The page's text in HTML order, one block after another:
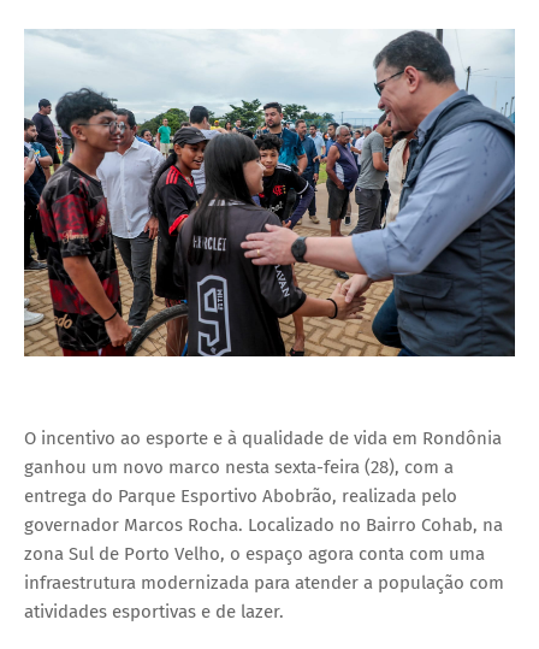
O incentivo ao esporte e à qualidade de vida em Rondônia
ganhou um novo marco nesta sexta-feira (28), com a
entrega do Parque Esportivo Abobrão, realizada pelo
governador Marcos Rocha. Localizado no Bairro Cohab, na
zona Sul de Porto Velho, o espaço agora conta com uma
infraestrutura modernizada para atender a população com
atividades esportivas e de lazer.